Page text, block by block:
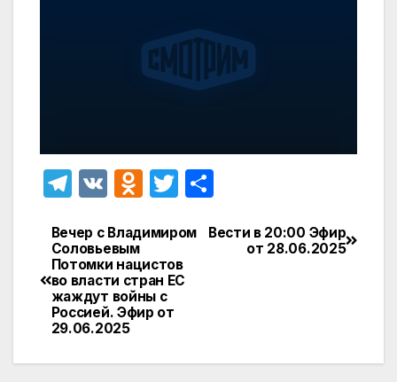
T
e
gr
a
m
V
O
n
o
kl
a
T
itt
er
п
Навигация
по
записям
Вести в 20:00 Эфир
от 28.06.2025
Вечер с Владимиром
Соловьевым
Потомки нацистов
во власти стран ЕС
жаждут войны с
Россией. Эфир от
29.06.2025